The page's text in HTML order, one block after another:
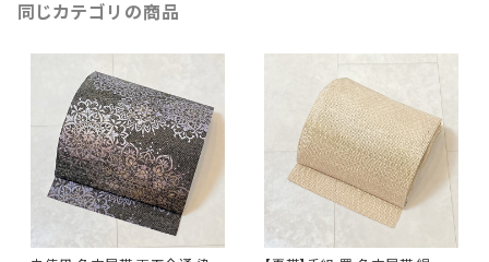
同じカテゴリの商品